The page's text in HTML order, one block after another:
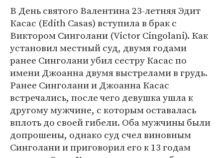
В День святого Валентина 23-летняя Эдит
Касас (Edith Casas) вступила в брак с
Виктором Синголани (Victor Cingolani). Как
установил местный суд, двумя годами
ранее Синголани убил сестру Касас по
имени Джоанна двумя выстрелами в грудь.
Ранее Синголани и Джоанна Касас
встречались, после чего девушка ушла к
другому мужчине, с которым оставалась
вплоть до своей гибели. Оба мужчины были
допрошены, однако суд счел виновным
Синголани и приговорил его к 13 годам